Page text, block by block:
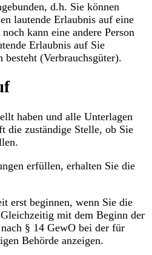
d.h. Sie können
lautende Erlaubnis auf eine
kann eine andere Person
Erlaubnis auf Sie
besteht (Verbrauchsgüter).
haben und alle Unterlagen
die zuständige Stelle, ob Sie
erfüllen, erhalten Sie die
erst beginnen, wenn Sie die
mit dem Beginn der
§ 14 GewO bei der für
Behörde anzeigen.